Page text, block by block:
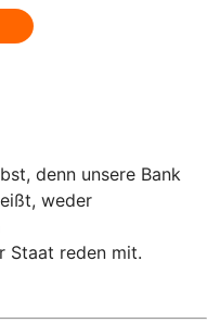
denn unsere Bank
weder
Staat reden mit.